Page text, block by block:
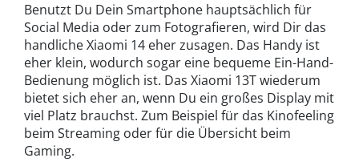
Benutzt Du Dein Smartphone hauptsächlich für
Social Media oder zum Fotografieren, wird Dir das
handliche Xiaomi 14 eher zusagen. Das Handy ist
eher klein, wodurch sogar eine bequeme Ein-Hand-
Bedienung möglich ist. Das Xiaomi 13T wiederum
bietet sich eher an, wenn Du ein großes Display mit
viel Platz brauchst. Zum Beispiel für das Kinofeeling
beim Streaming oder für die Übersicht beim
Gaming.